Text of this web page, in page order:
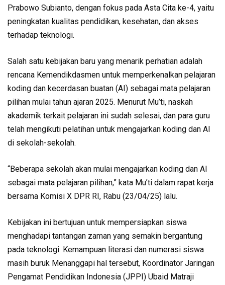
Prabowo Subianto, dengan fokus pada Asta Cita ke-4, yaitu
peningkatan kualitas pendidikan, kesehatan, dan akses
terhadap teknologi.
Salah satu kebijakan baru yang menarik perhatian adalah
rencana Kemendikdasmen untuk memperkenalkan pelajaran
koding dan kecerdasan buatan (AI) sebagai mata pelajaran
pilihan mulai tahun ajaran 2025. Menurut Mu’ti, naskah
akademik terkait pelajaran ini sudah selesai, dan para guru
telah mengikuti pelatihan untuk mengajarkan koding dan AI
di sekolah-sekolah.
“Beberapa sekolah akan mulai mengajarkan koding dan AI
sebagai mata pelajaran pilihan,” kata Mu’ti dalam rapat kerja
bersama Komisi X DPR RI, Rabu (23/04/25) lalu.
Kebijakan ini bertujuan untuk mempersiapkan siswa
menghadapi tantangan zaman yang semakin bergantung
pada teknologi. Kemampuan literasi dan numerasi siswa
masih buruk Menanggapi hal tersebut, Koordinator Jaringan
Pengamat Pendidikan Indonesia (JPPI) Ubaid Matraji